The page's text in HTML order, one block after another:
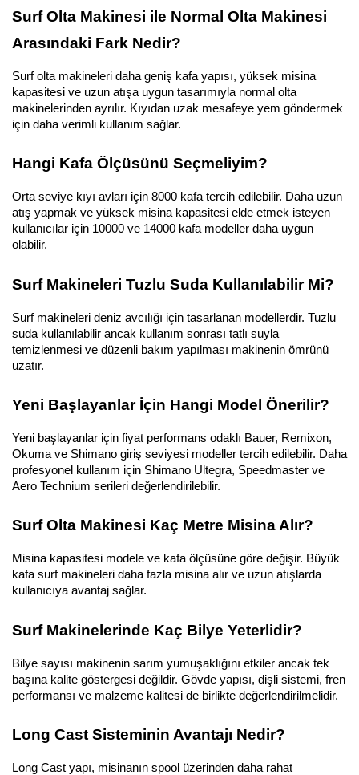
Surf Olta Makinesi ile Normal Olta Makinesi
Arasındaki Fark Nedir?
Surf olta makineleri daha geniş kafa yapısı, yüksek misina
kapasitesi ve uzun atışa uygun tasarımıyla normal olta
makinelerinden ayrılır. Kıyıdan uzak mesafeye yem göndermek
için daha verimli kullanım sağlar.
Hangi Kafa Ölçüsünü Seçmeliyim?
Orta seviye kıyı avları için 8000 kafa tercih edilebilir. Daha uzun
atış yapmak ve yüksek misina kapasitesi elde etmek isteyen
kullanıcılar için 10000 ve 14000 kafa modeller daha uygun
olabilir.
Surf Makineleri Tuzlu Suda Kullanılabilir Mi?
Surf makineleri deniz avcılığı için tasarlanan modellerdir. Tuzlu
suda kullanılabilir ancak kullanım sonrası tatlı suyla
temizlenmesi ve düzenli bakım yapılması makinenin ömrünü
uzatır.
Yeni Başlayanlar İçin Hangi Model Önerilir?
Yeni başlayanlar için fiyat performans odaklı Bauer, Remixon,
Okuma ve Shimano giriş seviyesi modeller tercih edilebilir. Daha
profesyonel kullanım için Shimano Ultegra, Speedmaster ve
Aero Technium serileri değerlendirilebilir.
Surf Olta Makinesi Kaç Metre Misina Alır?
Misina kapasitesi modele ve kafa ölçüsüne göre değişir. Büyük
kafa surf makineleri daha fazla misina alır ve uzun atışlarda
kullanıcıya avantaj sağlar.
Surf Makinelerinde Kaç Bilye Yeterlidir?
Bilye sayısı makinenin sarım yumuşaklığını etkiler ancak tek
başına kalite göstergesi değildir. Gövde yapısı, dişli sistemi, fren
performansı ve malzeme kalitesi de birlikte değerlendirilmelidir.
Long Cast Sisteminin Avantajı Nedir?
Long Cast yapı, misinanın spool üzerinden daha rahat